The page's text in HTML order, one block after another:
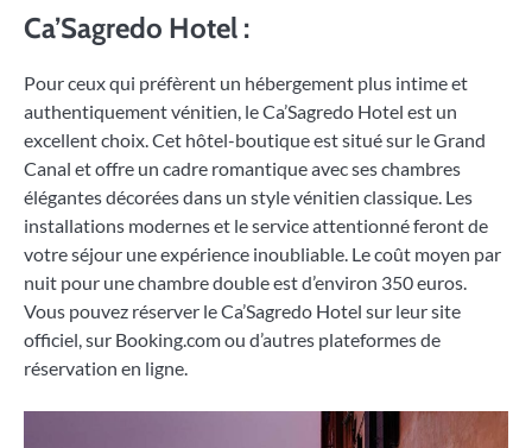
Ca’Sagredo Hotel :
Pour ceux qui préfèrent un hébergement plus intime et
authentiquement vénitien, le Ca’Sagredo Hotel est un
excellent choix. Cet hôtel-boutique est situé sur le Grand
Canal et offre un cadre romantique avec ses chambres
élégantes décorées dans un style vénitien classique. Les
installations modernes et le service attentionné feront de
votre séjour une expérience inoubliable. Le coût moyen par
nuit pour une chambre double est d’environ 350 euros.
Vous pouvez réserver le Ca’Sagredo Hotel sur leur site
officiel, sur Booking.com ou d’autres plateformes de
réservation en ligne.